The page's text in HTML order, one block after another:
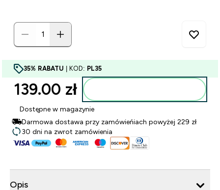
35% RABATU | KOD: PL35
139.00 zł‎
Dostępne w magazynie
Darmowa dostawa przy zamówieńiach powyżej 229 zł
30 dni na zwrot zamówienia
Opis